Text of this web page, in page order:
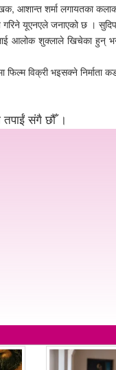
आशान्त शर्मा लगायतका
यूएनएले जनाएको छ । सुदिप
आलोक शुक्लाले खिचेका हुन्
विक्री भइसक्ने निर्माता
तपाईं संगै छौँ ।